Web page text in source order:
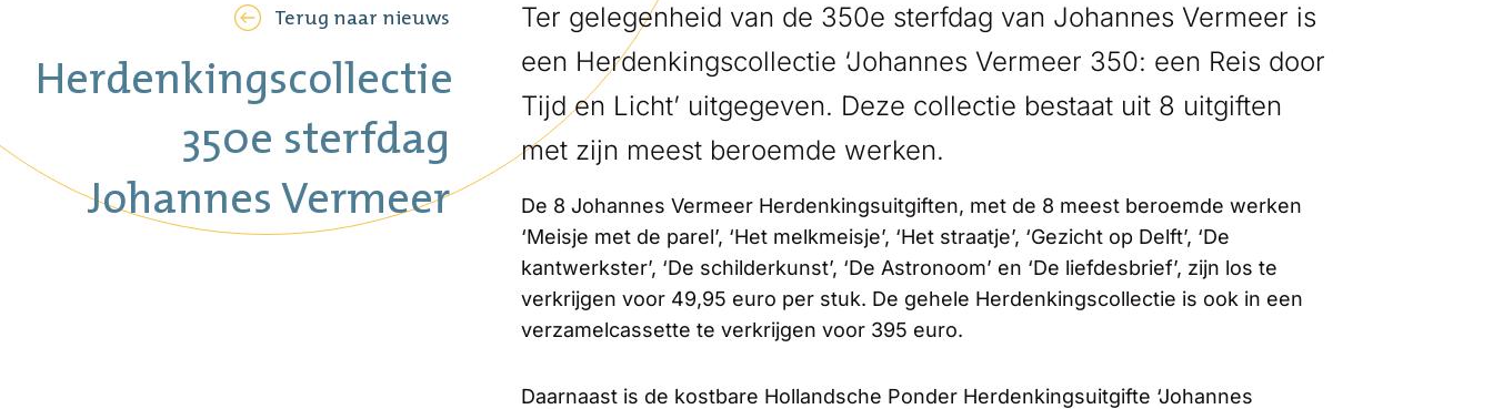
Terug naar nieuws
Herdenkingscollectie
350e sterfdag
Johannes Vermeer
Ter gelegenheid van de 350e sterfdag van Johannes Vermeer is
een Herdenkingscollectie ‘Johannes Vermeer 350: een Reis door
Tijd en Licht’ uitgegeven. Deze collectie bestaat uit 8 uitgiften
met zijn meest beroemde werken.
De 8 Johannes Vermeer Herdenkingsuitgiften, met de 8 meest beroemde werken
‘Meisje met de parel’, ‘Het melkmeisje’, ‘Het straatje’, ‘Gezicht op Delft’, ‘De
kantwerkster’, ‘De schilderkunst’, ‘De Astronoom’ en ‘De liefdesbrief’, zijn los te
verkrijgen voor 49,95 euro per stuk. De gehele Herdenkingscollectie is ook in een
verzamelcassette te verkrijgen voor 395 euro.
Daarnaast is de kostbare Hollandsche Ponder Herdenkingsuitgifte ‘Johannes